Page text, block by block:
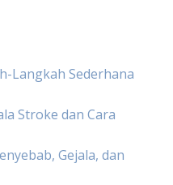
Langkah Sederhana
Stroke dan Cara
Gejala, dan